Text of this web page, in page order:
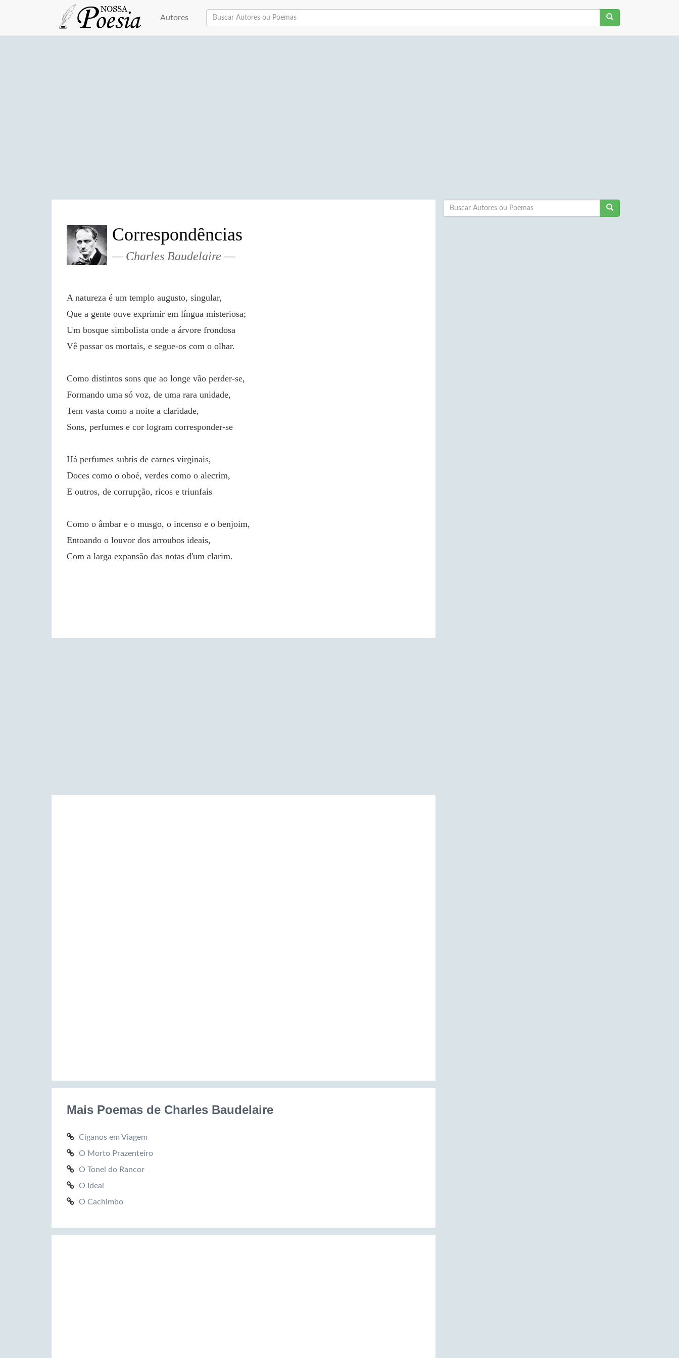
Autores
Correspondências
Charles Baudelaire
A natureza é um templo augusto, singular,
Que a gente ouve exprimir em língua misteriosa;
Um bosque simbolista onde a árvore frondosa
Vê passar os mortais, e segue-os com o olhar.
Como distintos sons que ao longe vão perder-se,
Formando uma só voz, de uma rara unidade,
Tem vasta como a noite a claridade,
Sons, perfumes e cor logram corresponder-se
Há perfumes subtis de carnes virginais,
Doces como o oboé, verdes como o alecrim,
E outros, de corrupção, ricos e triunfais
Como o âmbar e o musgo, o incenso e o benjoim,
Entoando o louvor dos arroubos ideais,
Com a larga expansão das notas d'um clarim.
Mais Poemas de Charles Baudelaire
Ciganos em Viagem
O Morto Prazenteiro
O Tonel do Rancor
O Ideal
O Cachimbo